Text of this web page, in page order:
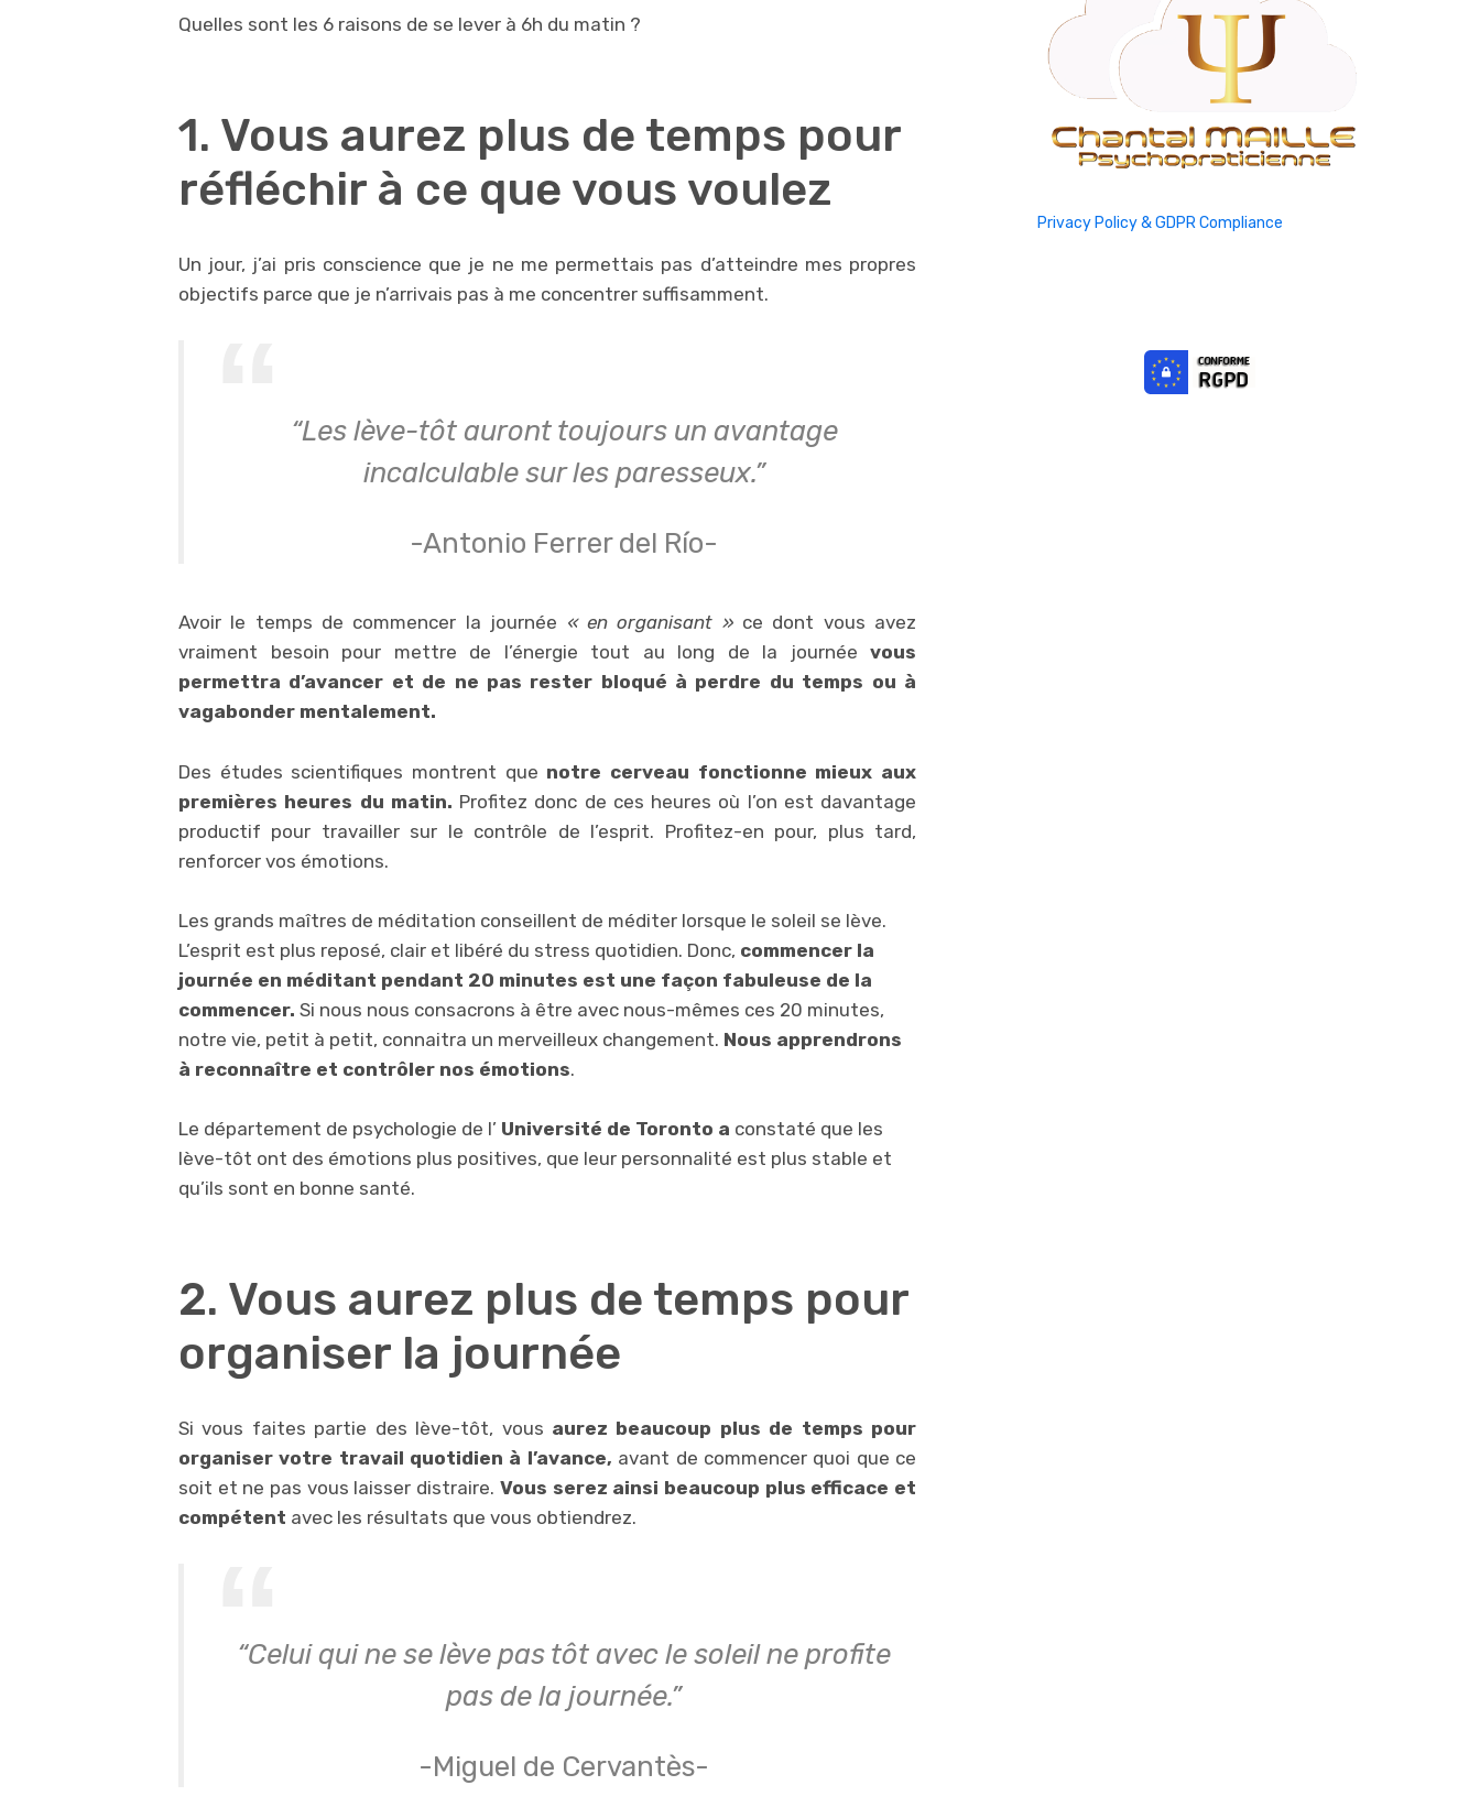
Quelles sont les 6 raisons de se lever à 6h du matin ?
1. Vous aurez plus de temps pour
réfléchir à ce que vous voulez
Un jour, j’ai pris conscience que je ne me permettais pas d’atteindre mes propres
objectifs parce que je n’arrivais pas à me concentrer suffisamment.
“Les lève-tôt auront toujours un avantage
incalculable sur les paresseux.”
-Antonio Ferrer del Río-
Avoir le temps de commencer la journée « en organisant »ce dont vous avez
vraiment besoin pour mettre de l’énergie tout au long de la journée vous
permettra d’avancer et de ne pas rester bloqué à perdre du temps ou à
vagabonder mentalement.
Des études scientifiques montrent que notre cerveau fonctionne mieux aux
premières heures du matin. Profitez donc de ces heures où l’on est davantage
productif pour travailler sur le contrôle de l’esprit. Profitez-en pour, plus tard,
renforcer vos émotions.
Les grands maîtres de méditation conseillent de méditer lorsque le soleil se lève.
L’esprit est plus reposé, clair et libéré du stress quotidien. Donc, commencer la
journée en méditant pendant 20 minutes est une façon fabuleuse de la
commencer. Si nous nous consacrons à être avec nous-mêmes ces 20 minutes,
notre vie, petit à petit, connaitra un merveilleux changement. Nous apprendrons
à reconnaître et contrôler nos émotions.
Le département de psychologie de l’ Université de Toronto a constaté que les
lève-tôt ont des émotions plus positives, que leur personnalité est plus stable et
qu’ils sont en bonne santé.
2. Vous aurez plus de temps pour
organiser la journée
Si vous faites partie des lève-tôt, vous aurez beaucoup plus de temps pour
organiser votre travail quotidien à l’avance, avant de commencer quoi que ce
soit et ne pas vous laisser distraire. Vous serez ainsi beaucoup plus efficace et
compétent avec les résultats que vous obtiendrez.
“Celui qui ne se lève pas tôt avec le soleil ne profite
pas de la journée.”
-Miguel de Cervantès-
Privacy Policy & GDPR Compliance